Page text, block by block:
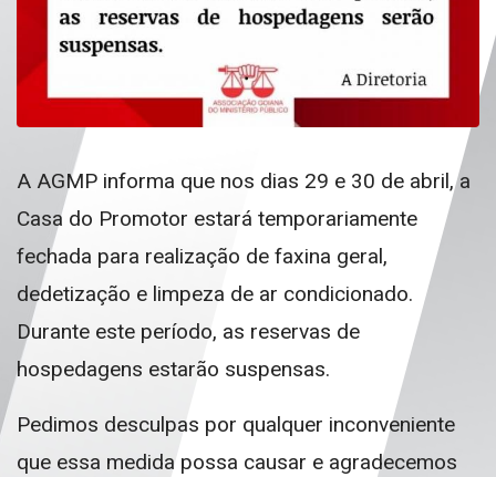
A AGMP informa que nos dias 29 e 30 de abril, a
Casa do Promotor estará temporariamente
fechada para realização de faxina geral,
dedetização e limpeza de ar condicionado.
Durante este período, as reservas de
hospedagens estarão suspensas.
Pedimos desculpas por qualquer inconveniente
que essa medida possa causar e agradecemos